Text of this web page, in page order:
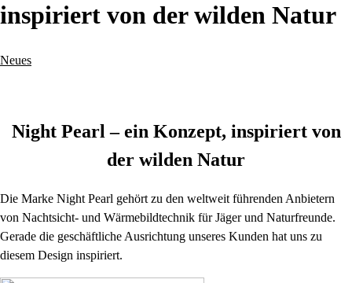
inspiriert von der wilden Natur
Neues
Night Pearl – ein Konzept, inspiriert von
der wilden Natur
Die Marke Night Pearl gehört zu den weltweit führenden Anbietern
von Nachtsicht- und Wärmebildtechnik für Jäger und Naturfreunde.
Gerade die geschäftliche Ausrichtung unseres Kunden hat uns zu
diesem Design inspiriert.